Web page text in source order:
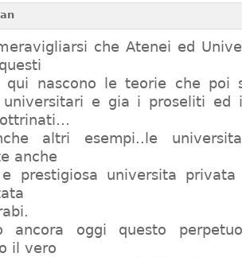
che Atenei ed
nascono le teorie che poi
e gia i proseliti ed
altri esempi..le
anche
prestigiosa universita
ancora oggi questo
il vero